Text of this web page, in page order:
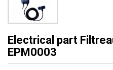
Electrical part
EPM0003